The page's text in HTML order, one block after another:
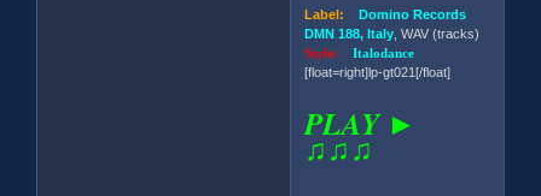
Label: Domino Records
DMN 188, Italy , WAV (tracks)
Style:Italodance
[float=right]lp-gt021[/float]
PLAY ►
♫♫♫